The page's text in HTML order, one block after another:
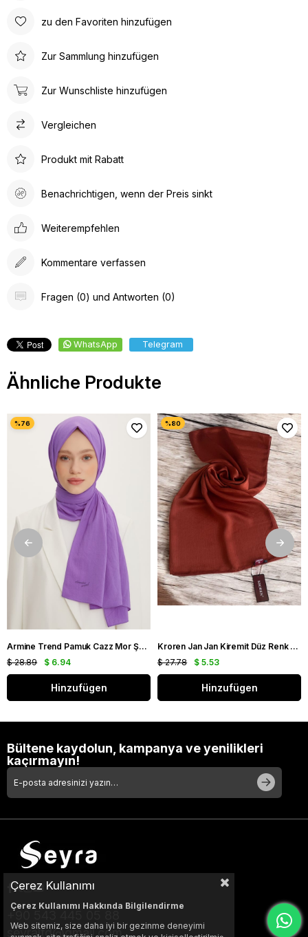
zu den Favoriten hinzufügen
Zur Sammlung hinzufügen
Zur Wunschliste hinzufügen
Vergleichen
Produkt mit Rabatt
Benachrichtigen, wenn der Preis sinkt
Weiterempfehlen
Kommentare verfassen
Fragen (0) und Antworten (0)
WhatsApp Telegram
Ähnliche Produkte
Armine Trend Pamuk Cazz Mor Şal 21210
$ 6.94
$ 28.89
Hinzufügen
Kroren Jan Jan Kiremit Düz Renk Şal 7301-85
$ 5.53
$ 27.78
Hinzufügen
Bültene kaydolun, kampanya ve yenilikleri
kaçırmayın!
+90 543 445 05 88
seyraltd@gmail.com
Çerez Kullanımı
Çerez Kullanımı Hakkında Bilgilendirme
Web sitemiz, size daha iyi bir gezinme deneyimi